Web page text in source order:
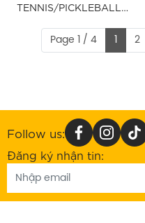
TENNIS/PICKLEBALL
DEDICATE 8 - XANH
“1041A409-401”
Page 1 / 4 1 2
Follow us:
Đăng ký nhận tin: